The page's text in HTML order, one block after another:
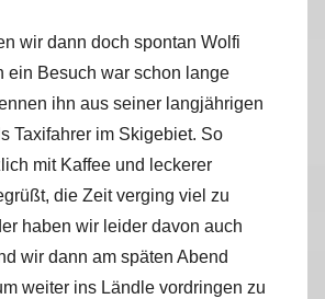
wir dann doch spontan Wolfi
ein Besuch war schon lange
ihn aus seiner langjährigen
Taxifahrer im Skigebiet. So
mit Kaffee und leckerer
die Zeit verging viel zu
haben wir leider davon auch
wir dann am späten Abend
weiter ins Ländle vordringen zu